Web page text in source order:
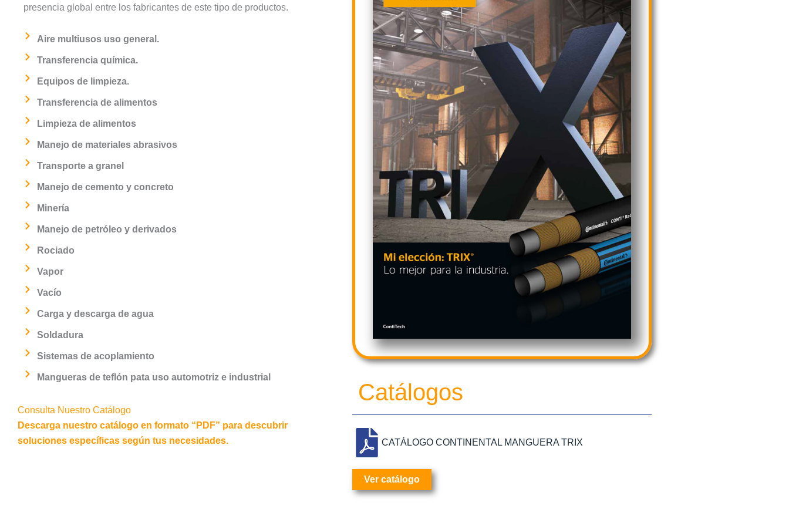
presencia global entre los fabricantes de este tipo de productos.
Aire multiusos uso general.
Transferencia química.
Equipos de limpieza.
Transferencia de alimentos
Limpieza de alimentos
Manejo de materiales abrasivos
Transporte a granel
Manejo de cemento y concreto
Minería
Manejo de petróleo y derivados
Rociado
Vapor
Vacío
Carga y descarga de agua
Soldadura
Sistemas de acoplamiento
Mangueras de teflón pata uso automotriz e industrial
Consulta Nuestro Catálogo
Descarga nuestro catálogo en formato “PDF” para descubrir
soluciones específicas según tus necesidades.
Catálogos
CATÁLOGO CONTINENTAL MANGUERA TRIX
Ver catálogo